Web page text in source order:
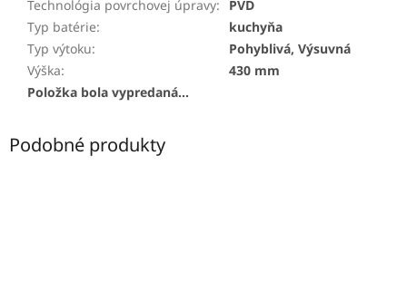
Technológia povrchovej úpravy:
PVD
Typ batérie:
kuchyňa
Typ výtoku:
Pohyblivá, Výsuvná
Výška:
430 mm
Položka bola vypredaná…
Podobné produkty